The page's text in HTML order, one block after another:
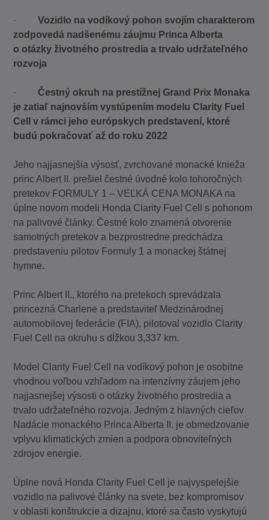
·Vozidlo na vodíkový pohon svojím charakterom
zodpovedá nadšenému záujmu Princa Alberta
o otázky životného prostredia a trvalo udržateľného
rozvoja
·Čestný okruh na prestížnej Grand Prix Monaka
je zatiaľ najnovším vystúpením modelu Clarity Fuel
Cell v rámci jeho európskych predstavení, ktoré
budú pokračovať až do roku 2022
Jeho najjasnejšia výsosť, zvrchované monacké knieža
princ Albert II. prešiel čestné úvodné kolo tohoročných
pretekov FORMULY 1 – VEĽKÁ CENA MONAKA na
úplne novom modeli Honda Clarity Fuel Cell s pohonom
na palivové články. Čestné kolo znamená otvorenie
samotných pretekov a bezprostredne predchádza
predstaveniu pilotov Formuly 1 a monackej štátnej
hymne.
Princ Albert II., ktorého na pretekoch sprevádzala
princezná Charlene a predstaviteľ Medzinárodnej
automobilovej federácie (FIA), pilotoval vozidlo Clarity
Fuel Cell na okruhu s dĺžkou 3,337 km.
Model Clarity Fuel Cell na vodíkový pohon je osobitne
vhodnou voľbou vzhľadom na intenzívny záujem jeho
najjasnejšej výsosti o otázky životného prostredia a
trvalo udržateľného rozvoja. Jedným z hlavných cieľov
Nadácie monackého Princa Alberta II. je obmedzovanie
vplyvu klimatických zmien a podpora obnoviteľných
zdrojov energie.
Úplne nová Honda Clarity Fuel Cell je najvyspelejšie
vozidlo na palivové články na svete, bez kompromisov
v oblasti konštrukcie a dizajnu, ktoré sa často vyskytujú